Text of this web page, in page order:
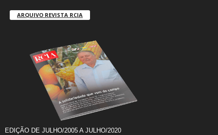
ARQUIVO REVISTA RCIA
EDIÇÃO DE JULHO/2005 A JULHO/2020